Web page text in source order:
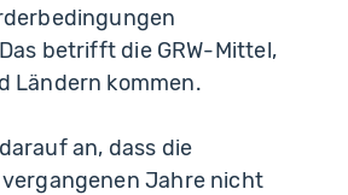
betrifft die GRW-Mittel,
Ländern kommen.
an, dass die
Jahre nicht